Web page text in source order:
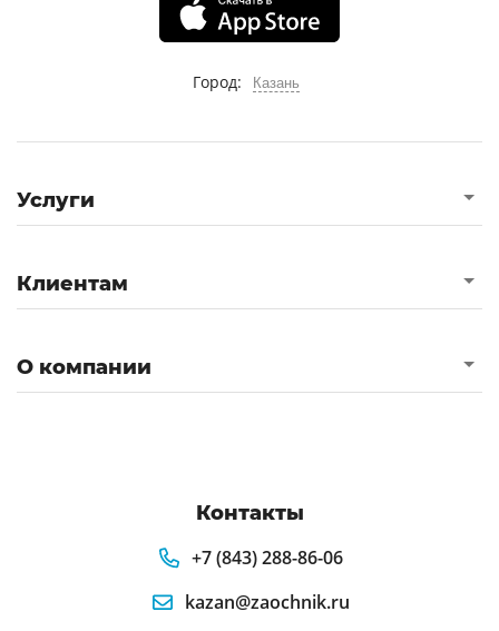
Город: Казань
Услуги
Клиентам
О компании
Контакты
+7 (843) 288-86-06
kazan@zaochnik.ru